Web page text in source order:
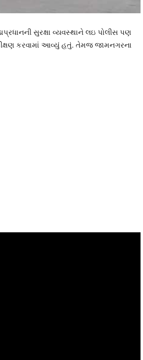
સુરક્ષા વ્યવસ્થાને લઇ પોલીસ પણ
કરવામાં આવ્યું હતું. તેમજ જામનગરના